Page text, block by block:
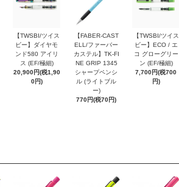
【TWSBI/ツイス
ビー】ダイヤモ
ンド580 アイリ
ス (EF/極細)
20,900円(税1,90
0円)
【FABER-CAST
ELL/ファーバー
カステル】TK-FI
NE GRIP 1345
シャープペンシ
ル (ライトブル
ー)
770円(税70円)
【TWSBI/ツイス
ビー】ECO / エ
コ グローグリー
ン (EF/極細)
7,700円(税700
円)